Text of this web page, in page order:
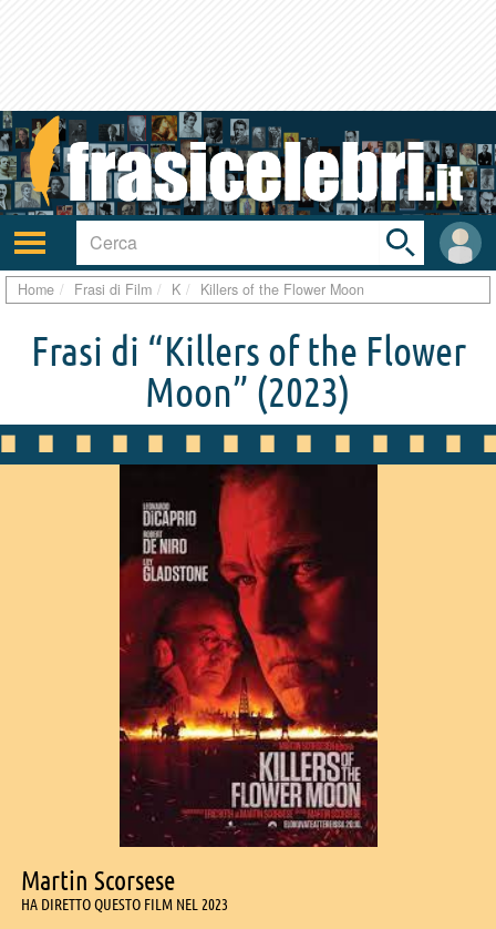
Attiva/disattiva
navigazione
User
area
Toggle
search
bar
Home Frasi di Film K Killers of the Flower Moon
Frasi di “Killers of the Flower
Moon” (2023)
Martin Scorsese
HA DIRETTO QUESTO FILM NEL 2023